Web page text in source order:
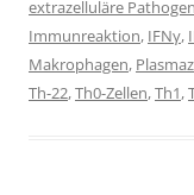
extrazelluläre
Immunreaktion, IFNγ,
Makrophagen,
Th-22,Th0-Zellen,Th1,